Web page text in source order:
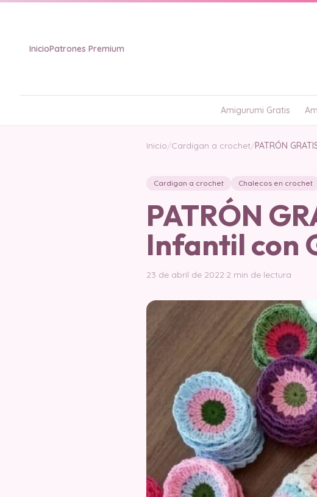
InicioPatrones Premium
Amigurumi Gratis
Inicio/Cardigan a crochet/PATRÓN
Cardigan a crochet Chalecos en crochet
PATRÓN
Infantil con
23 de abril de 2022·2 min de lectura